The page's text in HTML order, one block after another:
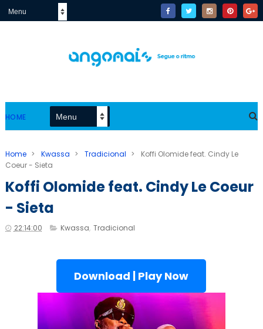
HOME
Home > Kwassa > Tradicional >
Koffi Olomide feat. Cindy Le
Coeur - Sieta
Koffi Olomide feat. Cindy Le Coeur
- Sieta
22:14:00 Kwassa, Tradicional
Download | Play Now